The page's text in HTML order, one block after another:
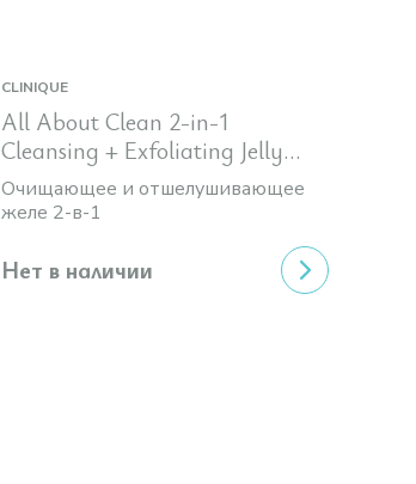
CLINIQUE
All About Clean 2-in-1
Cleansing + Exfoliating Jelly
Anti-Pollution
Очищающее и отшелушивающее
желе 2-в-1
Нет в наличии